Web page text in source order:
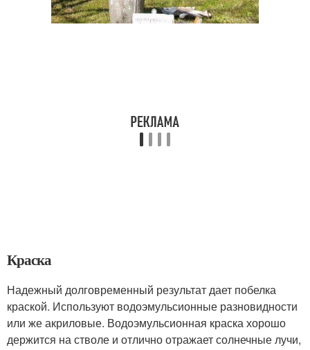
Краска
Надежный долговременный результат дает побелка
краской. Используют водоэмульсионные разновидности
или же акриловые. Водоэмульсионная краска хорошо
держится на стволе и отлично отражает солнечные лучи,